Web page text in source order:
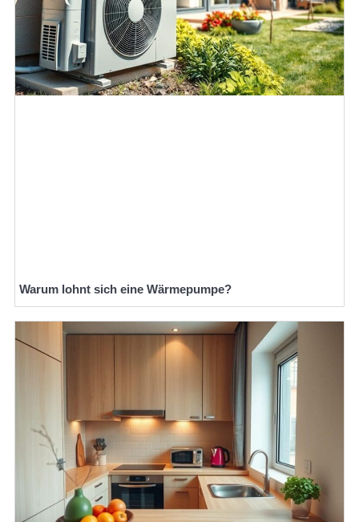
Warum lohnt sich eine Wärmepumpe?